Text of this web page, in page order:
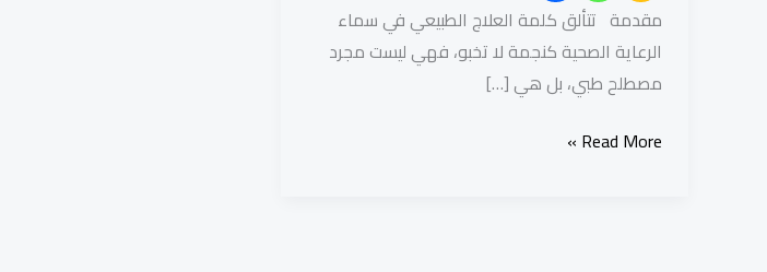
مقدمة تتألق كلمة العلاج الطبيعي في سماء
الرعاية الصحية كنجمة لا تخبو، فهي ليست مجرد
مصطلح طبي، بل هي […]
Read More »